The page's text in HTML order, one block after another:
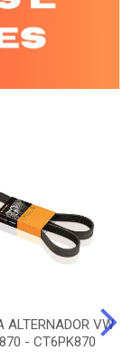
ALTERNADOR VW
- CT6PK870